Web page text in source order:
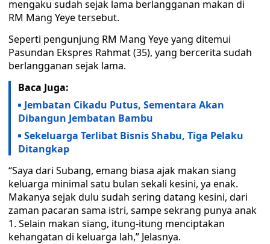
mengaku sudah sejak lama berlangganan makan di
RM Mang Yeye tersebut.
Seperti pengunjung RM Mang Yeye yang ditemui
Pasundan Ekspres Rahmat (35), yang bercerita sudah
berlangganan sejak lama.
Baca Juga:
Jembatan Cikadu Putus, Sementara Akan
Dibangun Jembatan Bambu
Sekeluarga Terlibat Bisnis Shabu, Tiga Pelaku
Ditangkap
“Saya dari Subang, emang biasa ajak makan siang
keluarga minimal satu bulan sekali kesini, ya enak.
Makanya sejak dulu sudah sering datang kesini, dari
zaman pacaran sama istri, sampe sekrang punya anak
1. Selain makan siang, itung-itung menciptakan
kehangatan di keluarga lah,” Jelasnya.